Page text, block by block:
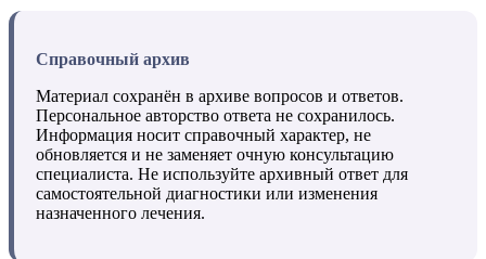
Справочный архив
Материал сохранён в архиве вопросов и ответов.
Персональное авторство ответа не сохранилось.
Информация носит справочный характер, не
обновляется и не заменяет очную консультацию
специалиста. Не используйте архивный ответ для
самостоятельной диагностики или изменения
назначенного лечения.